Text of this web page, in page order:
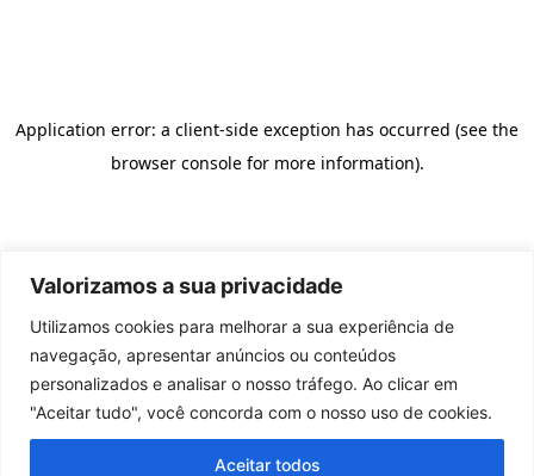
Valorizamos a sua privacidade
Utilizamos cookies para melhorar a sua experiência de
navegação, apresentar anúncios ou conteúdos
personalizados e analisar o nosso tráfego. Ao clicar em
"Aceitar tudo", você concorda com o nosso uso de cookies.
Aceitar todos